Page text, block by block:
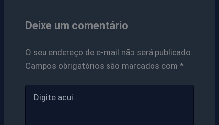
Deixe um comentário
O seu endereço de e-mail não será publicado.
Campos obrigatórios são marcados com *
aqui...